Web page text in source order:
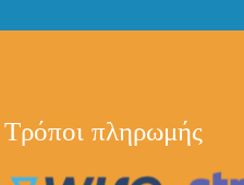
Τρόποι πληρωμής